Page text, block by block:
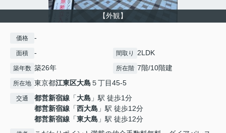
【外観】
価格 -
面積 - 間取り 2LDK
築年数 築26年 所在階 7階/10階建
所在地 東京都江東区大島 ５丁目45-5
交通 都営新宿線 「大島 」駅 徒歩1分
都営新宿線 「西大島 」駅 徒歩12分
都営新宿線 「東大島 」駅 徒歩12分